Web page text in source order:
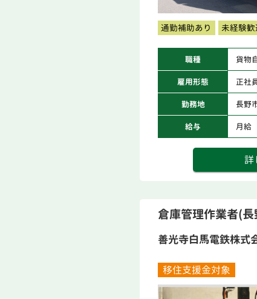
通勤補助あり 未経験歓
職種 貨物
雇用形態 正社
勤務地 長野
給与 月給
詳
倉庫管理作業者(
善光寺白馬電鉄株式
移住支援金対象